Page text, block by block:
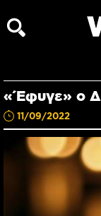
«Έφυγε» ο
11/09/2022